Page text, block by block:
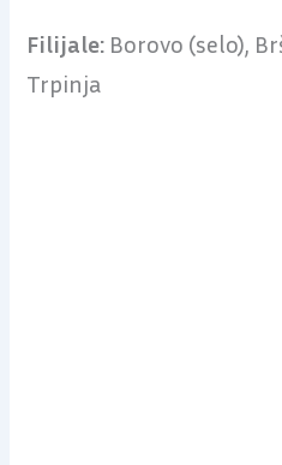
Filijale: Borovo (selo),
Trpinja